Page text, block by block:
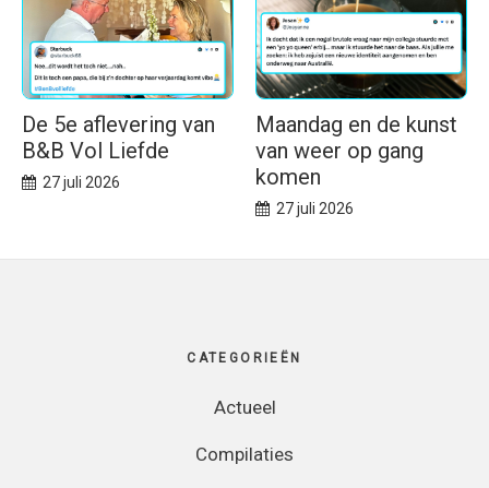
De 5e aflevering van
B&B Vol Liefde
27 juli 2026
Maandag en de kunst
van weer op gang
komen
27 juli 2026
CATEGORIEËN
Actueel
Compilaties